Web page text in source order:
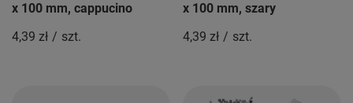
x 100 mm, cappucino
4,39 zł / szt.
x 100 mm, szary
4,39 zł / szt.